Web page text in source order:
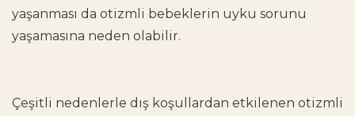
yaşanması da otizmli bebeklerin uyku sorunu
yaşamasına neden olabilir.
Çeşitli nedenlerle dış koşullardan etkilenen otizmli